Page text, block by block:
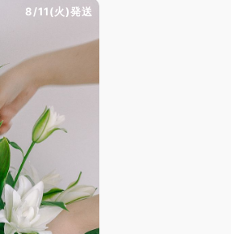
8/11(火)発送